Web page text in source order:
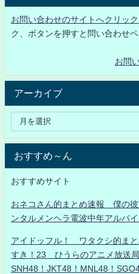
お問い合わせのサイトへクリッ
ク、ボタンを押すと問い合わせ
お問
アーカイブ
おすすめ～ん
おすすめサイト
おネコさん的まとめ速報 僕の
ンタルメンヘラ電波中年アルバ
アイドッフル！ ワタクシ的ま
すき！23 ひうらのアニメ放送
SNH48！JKT48！MNL48！